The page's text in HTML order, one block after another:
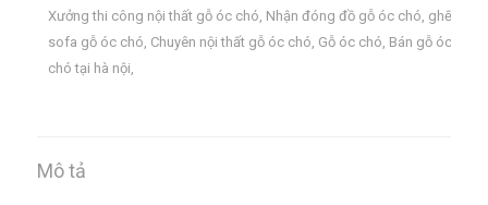
Xưởng thi công nội thất gỗ óc chó, Nhận đóng đồ gỗ óc chó, ghế
sofa gỗ óc chó, Chuyên nội thất gỗ óc chó, Gỗ óc chó, Bán gỗ óc
chó tại hà nội,
Mô tả